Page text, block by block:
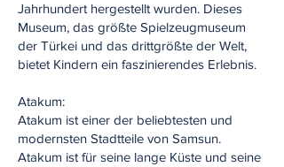
Jahrhundert hergestellt wurden. Dieses
Museum, das größte Spielzeugmuseum
der Türkei und das drittgrößte der Welt,
bietet Kindern ein faszinierendes Erlebnis.
Atakum:
Atakum ist einer der beliebtesten und
modernsten Stadtteile von Samsun.
Atakum ist für seine lange Küste und seine